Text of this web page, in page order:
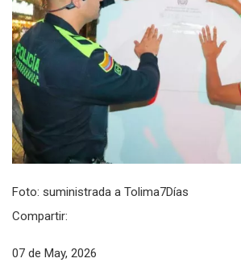
Foto: suministrada a Tolima7Días
Compartir:
07 de May, 2026